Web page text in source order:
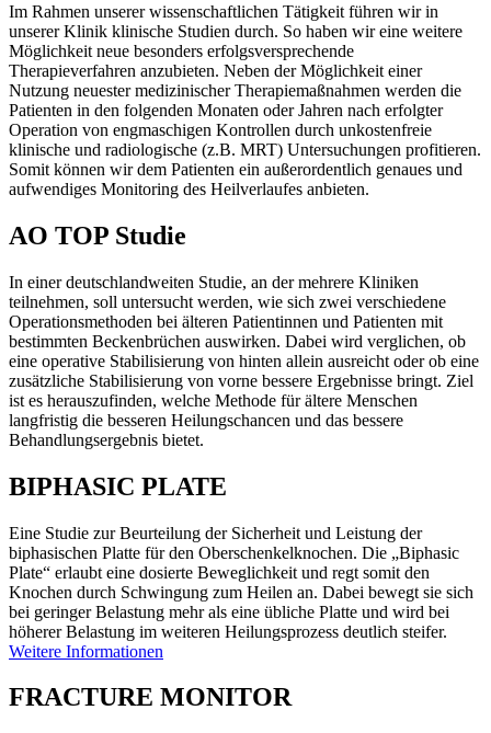
Im Rahmen unserer wissenschaftlichen Tätigkeit führen wir in
unserer Klinik klinische Studien durch. So haben wir eine weitere
Möglichkeit neue besonders erfolgsversprechende
Therapieverfahren anzubieten. Neben der Möglichkeit einer
Nutzung neuester medizinischer Therapiemaßnahmen werden die
Patienten in den folgenden Monaten oder Jahren nach erfolgter
Operation von engmaschigen Kontrollen durch unkostenfreie
klinische und radiologische (z.B. MRT) Untersuchungen profitieren.
Somit können wir dem Patienten ein außerordentlich genaues und
aufwendiges Monitoring des Heilverlaufes anbieten.
AO TOP Studie
In einer deutschlandweiten Studie, an der mehrere Kliniken
teilnehmen, soll untersucht werden, wie sich zwei verschiedene
Operationsmethoden bei älteren Patientinnen und Patienten mit
bestimmten Beckenbrüchen auswirken. Dabei wird verglichen, ob
eine operative Stabilisierung von hinten allein ausreicht oder ob eine
zusätzliche Stabilisierung von vorne bessere Ergebnisse bringt. Ziel
ist es herauszufinden, welche Methode für ältere Menschen
langfristig die besseren Heilungschancen und das bessere
Behandlungsergebnis bietet.
BIPHASIC PLATE
Eine Studie zur Beurteilung der Sicherheit und Leistung der
biphasischen Platte für den Oberschenkelknochen. Die „Biphasic
Plate“ erlaubt eine dosierte Beweglichkeit und regt somit den
Knochen durch Schwingung zum Heilen an. Dabei bewegt sie sich
bei geringer Belastung mehr als eine übliche Platte und wird bei
höherer Belastung im weiteren Heilungsprozess deutlich steifer.
Weitere Informationen
FRACTURE MONITOR